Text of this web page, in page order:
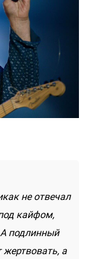
не отвечал
кайфом,
подлинный
а